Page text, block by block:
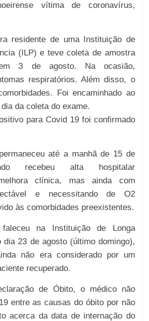
vítima de coronavírus,
residente de uma Instituição de
(ILP) e teve coleta de amostra
3 de agosto. Na ocasião,
respiratórios. Além disso, o
Foi encaminhado ao
da coleta do exame.
para Covid 19 foi confirmado
até a manhã de 15 de
recebeu alta hospitalar
clínica, mas ainda com
e necessitando de O2
às comorbidades preexistentes.
na Instituição de Longa
dia 23 de agosto (último domingo),
não era considerado por um
recuperado.
de Óbito, o médico não
entre as causas do óbito por não
acerca da data de internação do